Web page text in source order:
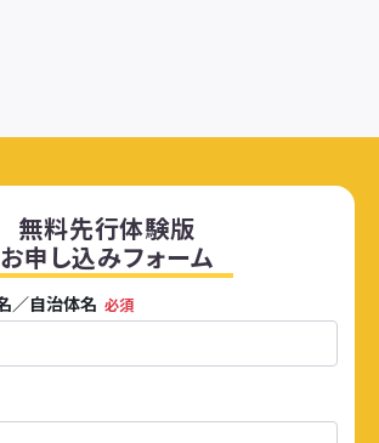
無料先行体験版
お申し込みフォーム